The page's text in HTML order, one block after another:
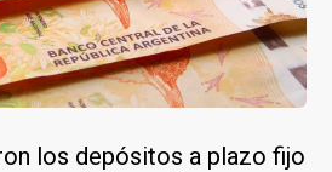
los depósitos a plazo fijo